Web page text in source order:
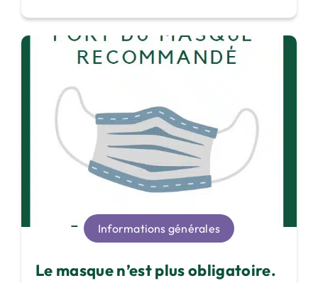
Informations générales
Le masque n’est plus obligatoire.